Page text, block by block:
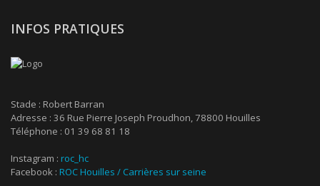
INFOS PRATIQUES
Stade : Robert Barran
Adresse : 36 Rue Pierre Joseph Proudhon, 78800 Houilles
Téléphone : 01 39 68 81 18
Instagram : roc_hc
Facebook : ROC Houilles / Carrières sur seine